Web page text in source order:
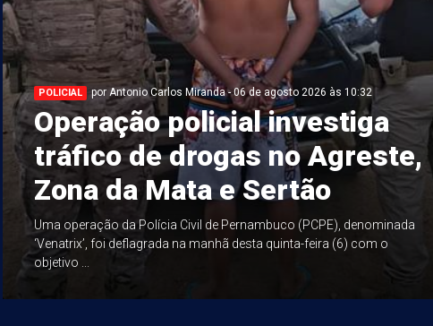
POLICIAL por Antonio Carlos Miranda - 06 de agosto 2026 às 10:32
Operação policial investiga
tráfico de drogas no Agreste,
Zona da Mata e Sertão
Uma operação da Polícia Civil de Pernambuco (PCPE), denominada
‘Venatrix’, foi deflagrada na manhã desta quinta-feira (6) com o
objetivo ...